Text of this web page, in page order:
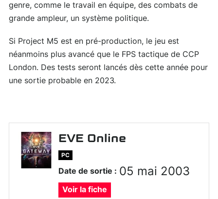
genre, comme le travail en équipe, des combats de
grande ampleur, un système politique.
Si Project M5 est en pré-production, le jeu est
néanmoins plus avancé que le FPS tactique de CCP
London. Des tests seront lancés dès cette année pour
une sortie probable en 2023.
EVE Online
PC
Date de sortie : 05 mai 2003
Voir la fiche